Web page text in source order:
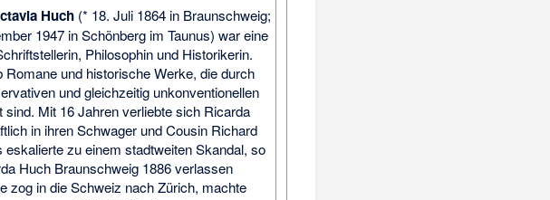
Huch (* 18. Juli 1864 in Braun­schweig;
1947 in Schön­berg im Taunus) war eine
Philo­sophin und Histo­rikerin.
Romane und historische Werke, die durch
und gleich­zeitig unkon­ventionellen
sind. Mit 16 Jahren ver­liebte sich Ricarda
in ihren Schwager und Cousin Richard
eska­lierte zu einem stadt­weiten Skandal, so
Huch Braun­schweig 1886 ve­rlassen
zog in die Schweiz nach Zürich, machte